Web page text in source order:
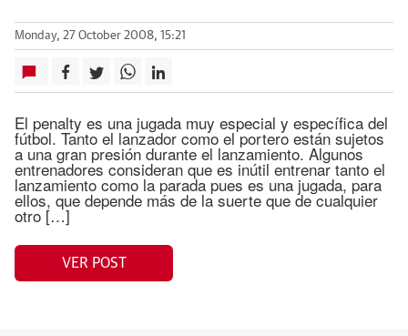
Monday, 27 October 2008, 15:21
El penalty es una jugada muy especial y específica del
fútbol. Tanto el lanzador como el portero están sujetos
a una gran presión durante el lanzamiento. Algunos
entrenadores consideran que es inútil entrenar tanto el
lanzamiento como la parada pues es una jugada, para
ellos, que depende más de la suerte que de cualquier
otro […]
VER POST